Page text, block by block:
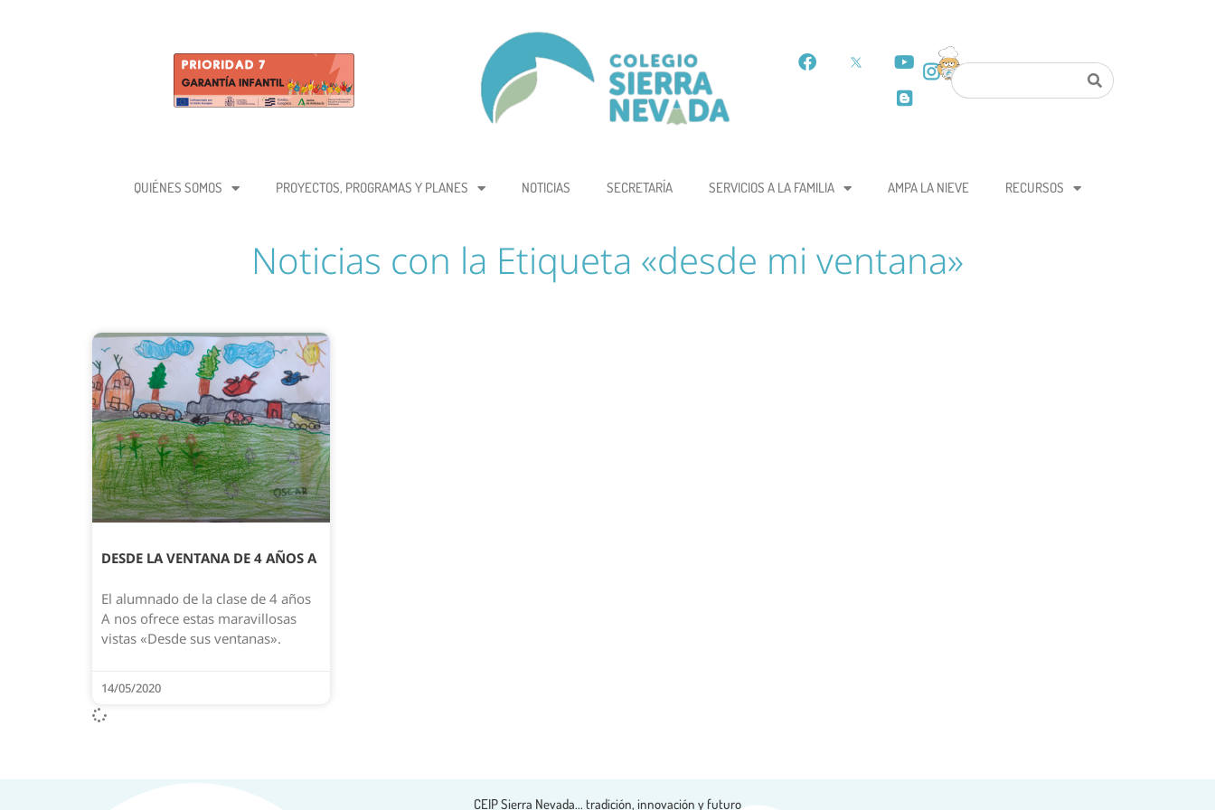
QUIÉNES SOMOS PROYECTOS, PROGRAMAS Y PLANES NOTICIAS SECRETARÍA SERVICIOS A LA FAMILIA AMPA LA NIEVE RECURSOS
Noticias con la Etiqueta «desde mi ventana»
DESDE LA VENTANA DE 4 AÑOS A
El alumnado de la clase de 4 años
A nos ofrece estas maravillosas
vistas «Desde sus ventanas».
14/05/2020
CEIP Sierra Nevada... tradición, innovación y futuro